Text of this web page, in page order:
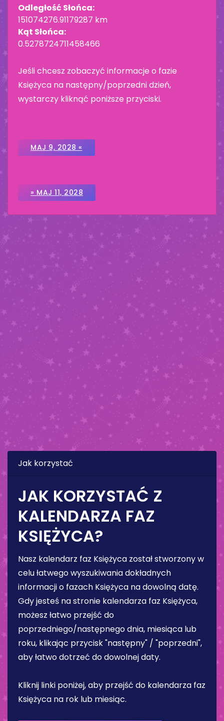
Odległość Słońca:
151074276.91179287 km
Kąt Słońca:
0.5278724711458466
Jeśli chcesz zobaczyć informacje o fazie
Księżyca na następny/poprzedni dzień,
wystarczy kliknąć poniższe przyciski.
MAJ 9, 2028 «
» MAJ 11, 2028
Jak korzystać
JAK KORZYSTAĆ Z
KALENDARZA FAZ
KSIĘŻYCA?
Nasz kalendarz faz Księżyca został stworzony w
celu łatwego wyszukiwania dokładnych
informacji o fazach Księżyca na dowolną datę.
Gdy jesteś na stronie kalendarza faz Księżyca,
możesz łatwo przejść do
poprzedniego/następnego dnia, miesiąca lub
roku, klikając przycisk "następny" / "poprzedni",
aby łatwo dotrzeć do dowolnej daty.
Kliknij linki poniżej, aby przejść do kalendarza faz
Księżyca na rok lub miesiąc.